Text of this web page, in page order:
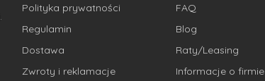
Polityka prywatności
Regulamin
Dostawa
Zwroty i reklamacje
FAQ
Blog
Raty/Leasing
Informacje o firmie